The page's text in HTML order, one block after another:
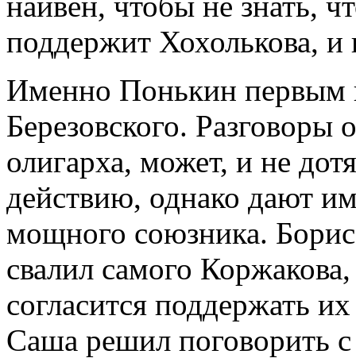
поддержит Хохолькова, и
Именно Понькин первым
Березовского.
олигарха, может, и не
действию, однако дают
мощного союзника.
свалил самого
согласится поддержать
Саша решил поговорить